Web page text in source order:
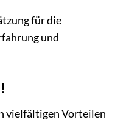
für die
und
vielfältigen Vorteilen